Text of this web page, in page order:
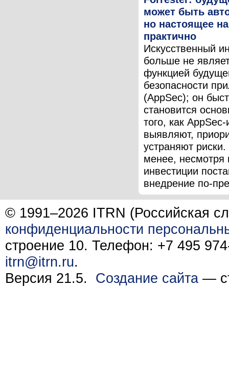
может быть
но настоящее
практично
Искусственный
больше не
функцией
безопасности
(AppSec); он
становится
того, как
выявляют,
устраняют
менее, несмотря
инвестиции
внедрение по-
© 1991–2026 ITRN (Российская
конфиденциальности
строение 10. Телефон: +7 495
itrn@itrn.ru.
Версия 21.5. Создание сайта —